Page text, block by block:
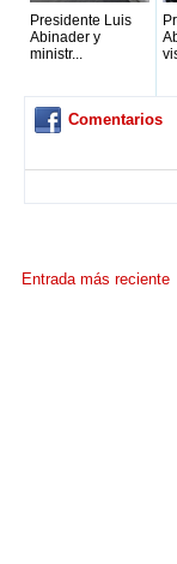
Presidente Luis
Abinader y
ministr...
Comentarios
Entrada más reciente